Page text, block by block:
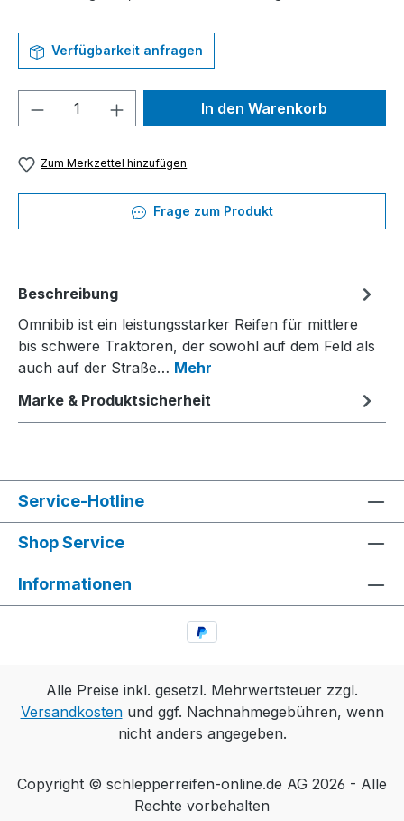
Verfügbarkeit anfragen
Produkt Anzahl: Gib denIn den Warenkorb
Zum Merkzettel hinzufügen
Frage zum Produkt
Beschreibung
Omnibib ist ein leistungsstarker Reifen für mittlere
bis schwere Traktoren, der sowohl auf dem Feld als
auch auf der Straße… Mehr
Marke & Produktsicherheit
Service-Hotline
Shop Service
Informationen
Alle Preise inkl. gesetzl. Mehrwertsteuer zzgl.
Versandkostenund ggf. Nachnahmegebühren, wenn
nicht anders angegeben.
Copyright © schlepperreifen-online.de AG 2026 - Alle
Rechte vorbehalten